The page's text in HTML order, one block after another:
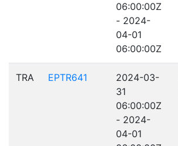
06:00:00Z
- 2024-
04-01
06:00:00Z
TRA EPTR641
2024-03-
31
06:00:00Z
- 2024-
04-01